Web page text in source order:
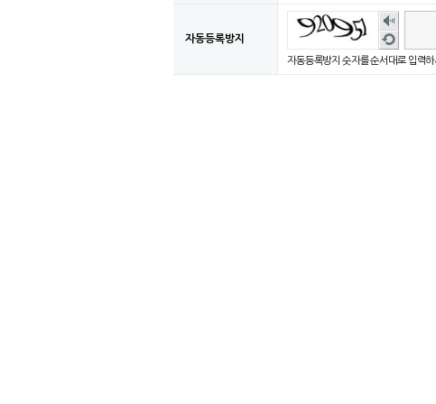
자동등록방지
숫
자
음
성
새
로
고
자동등록방지 숫자를 순서대로 입력하